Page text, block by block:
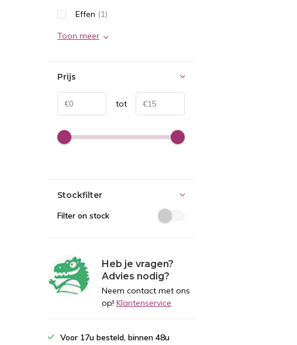
Effen (1)
Toon meer
Prijs
tot
Stockfilter
Filter on stock
Heb je vragen?
Advies nodig?
Neem contact met ons
op! Klantenservice
Voor 17u besteld, binnen 48u